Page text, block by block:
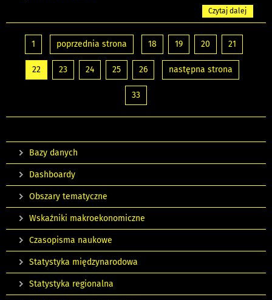
Czytaj dalej
1 poprzednia strona 18 19 20 21
22 23 24 25 26 następna strona
33
Bazy danych
Dashboardy
Obszary tematyczne
Wskaźniki makroekonomiczne
Czasopisma naukowe
Statystyka międzynarodowa
Statystyka regionalna